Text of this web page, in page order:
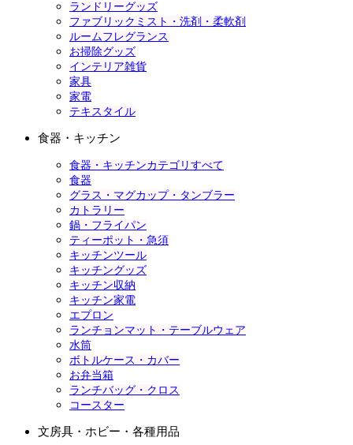
ランドリーグッズ
ファブリックミスト・洗剤・柔軟剤
ルームフレグランス
お掃除グッズ
インテリア雑貨
家具
家電
テキスタイル
食器・キッチン
食器・キッチンカテゴリすべて
食器
グラス・マグカップ・タンブラー
カトラリー
鍋・フライパン
ティーポット・急須
キッチンツール
キッチングッズ
キッチン収納
キッチン家電
エプロン
ランチョンマット・テーブルウェア
水筒
ボトルケース・カバー
お弁当箱
ランチバッグ・クロス
コースター
文房具・ホビー・各種用品